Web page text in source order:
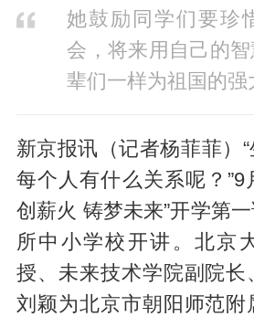
她鼓励同学们要珍
会，将来用自己的
辈们一样为祖国的强
新京报讯（记者杨菲菲）
每个人有什么关系呢？”9
创薪火 铸梦未来”开学第
所中小学校开讲。北京
授、未来技术学院副院长
刘颖为北京市朝阳师范附